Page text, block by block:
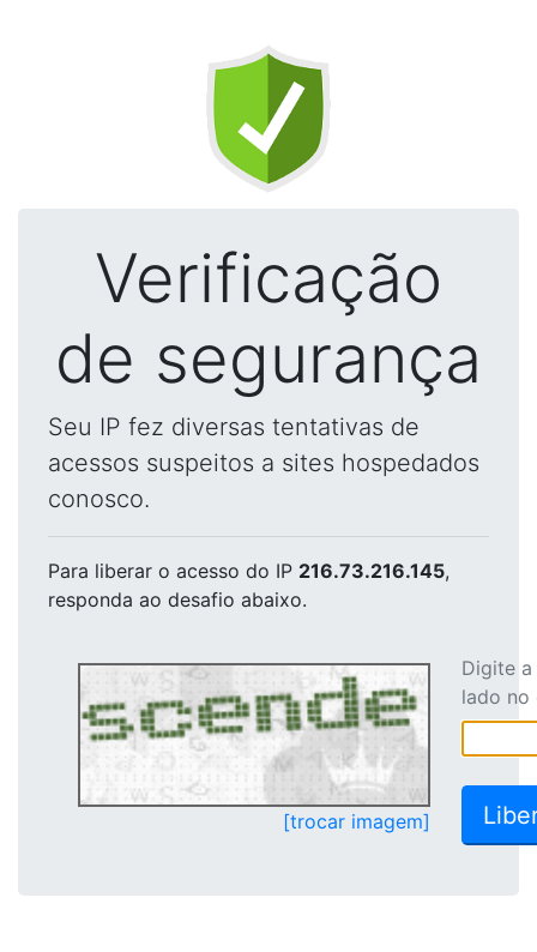
Verificação
de segurança
Seu IP fez diversas tentativas de
acessos suspeitos a sites hospedados
conosco.
Para liberar o acesso do IP 216.73.216.145,
responda ao desafio abaixo.
[trocar imagem]
Digite
lado no